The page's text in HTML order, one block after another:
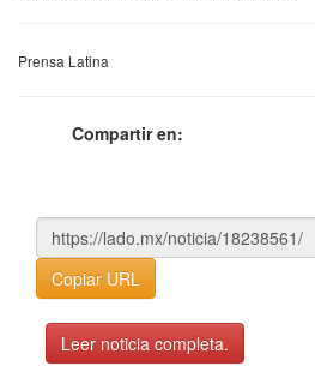
Prensa Latina
Compartir en:
Copiar URL
Leer noticia completa.